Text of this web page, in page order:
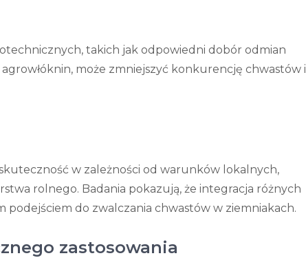
takich jak odpowiedni dobór odmian
może zmniejszyć konkurencję chwastów i
w zależności od warunków lokalnych,
rolnego. Badania pokazują, że integracja różnych
do zwalczania chwastów w ziemniakach.
zastosowania